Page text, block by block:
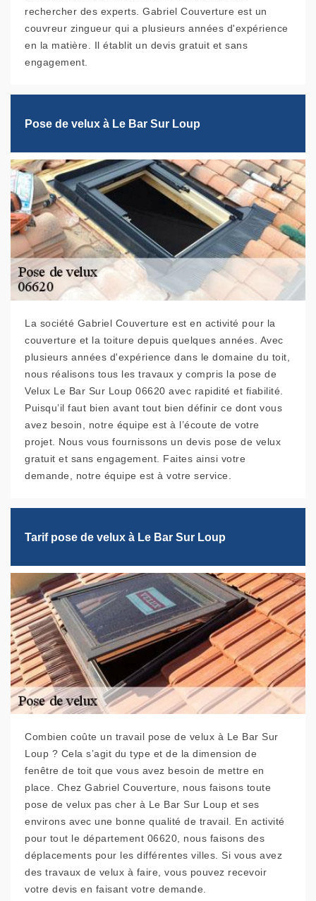
rechercher des experts. Gabriel Couverture est un
couvreur zingueur qui a plusieurs années d'expérience
en la matière. Il établit un devis gratuit et sans
engagement.
Pose de velux à Le Bar Sur Loup
La société Gabriel Couverture est en activité pour la
couverture et la toiture depuis quelques années. Avec
plusieurs années d'expérience dans le domaine du toit,
nous réalisons tous les travaux y compris la pose de
Velux Le Bar Sur Loup 06620 avec rapidité et fiabilité.
Puisqu’il faut bien avant tout bien définir ce dont vous
avez besoin, notre équipe est à l’écoute de votre
projet. Nous vous fournissons un devis pose de velux
gratuit et sans engagement. Faites ainsi votre
demande, notre équipe est à votre service.
Tarif pose de velux à Le Bar Sur Loup
Combien coûte un travail pose de velux à Le Bar Sur
Loup ? Cela s’agit du type et de la dimension de
fenêtre de toit que vous avez besoin de mettre en
place. Chez Gabriel Couverture, nous faisons toute
pose de velux pas cher à Le Bar Sur Loup et ses
environs avec une bonne qualité de travail. En activité
pour tout le département 06620, nous faisons des
déplacements pour les différentes villes. Si vous avez
des travaux de velux à faire, vous pouvez recevoir
votre devis en faisant votre demande.